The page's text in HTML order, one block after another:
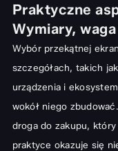
Praktyczne
Wymiary,
Wybór przekątnej
szczegółach, takich
urządzenia i
wokół niego
droga do zakupu,
praktyce okazuje się